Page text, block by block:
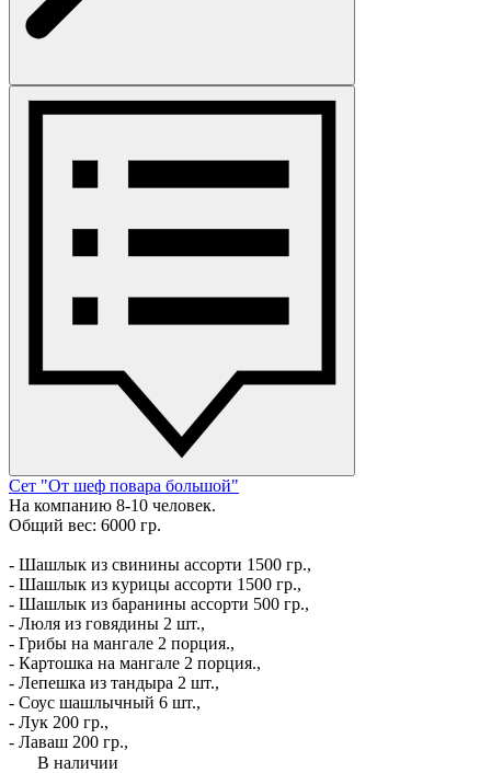
Сет "От шеф повара большой"
На компанию 8-10 человек.
Общий вес: 6000 гр.
- Шашлык из свинины ассорти 1500 гр.,
- Шашлык из курицы ассорти 1500 гр.,
- Шашлык из баранины ассорти 500 гр.,
- Люля из говядины 2 шт.,
- Грибы на мангале 2 порция.,
- Картошка на мангале 2 порция.,
- Лепешка из тандыра 2 шт.,
- Соус шашлычный 6 шт.,
- Лук 200 гр.,
- Лаваш 200 гр.,
В наличии